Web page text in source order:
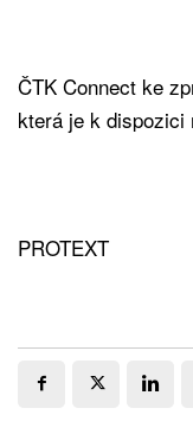
ČTK Connect ke
která je k dispozici
PROTEXT